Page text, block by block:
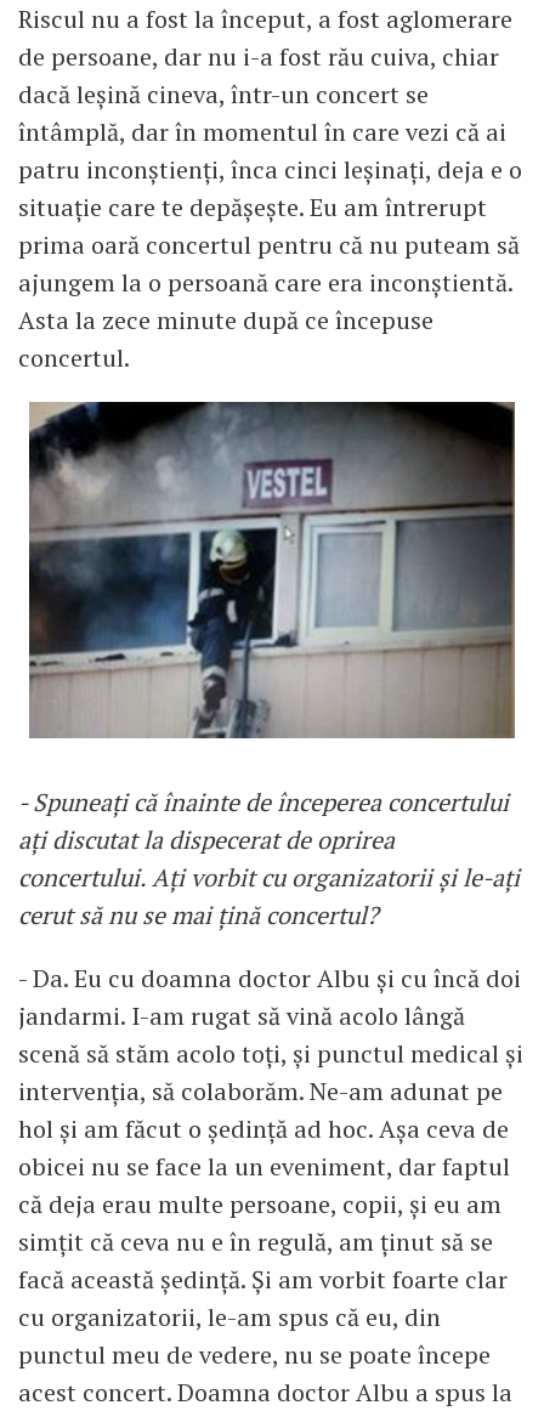
Riscul nu a fost la început, a fost aglomerare
de persoane, dar nu i-a fost rău cuiva, chiar
dacă leșină cineva, într-un concert se
întâmplă, dar în momentul în care vezi că ai
patru inconștienți, înca cinci leșinați, deja e o
situație care te depășește. Eu am întrerupt
prima oară concertul pentru că nu puteam să
ajungem la o persoană care era inconștientă.
Asta la zece minute după ce începuse
concertul.
- Spuneați că înainte de începerea concertului
ați discutat la dispecerat de oprirea
concertului. Ați vorbit cu organizatorii și le-ați
cerut să nu se mai țină concertul?
- Da. Eu cu doamna doctor Albu și cu încă doi
jandarmi. I-am rugat să vină acolo lângă
scenă să stăm acolo toți, și punctul medical și
intervenția, să colaborăm. Ne-am adunat pe
hol și am făcut o ședință ad hoc. Așa ceva de
obicei nu se face la un eveniment, dar faptul
că deja erau multe persoane, copii, și eu am
simțit că ceva nu e în regulă, am ținut să se
facă această ședință. Și am vorbit foarte clar
cu organizatorii, le-am spus că eu, din
punctul meu de vedere, nu se poate începe
acest concert. Doamna doctor Albu a spus la